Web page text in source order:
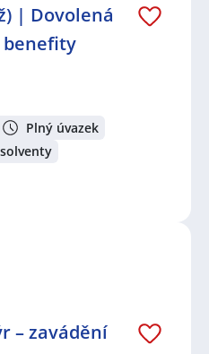
| Dovolená
Plný úvazek
– zavádění